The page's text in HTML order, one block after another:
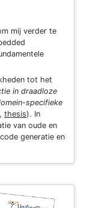
mij verder te
tot het
in draadloze
specifieke
, thesis). In
van oude en
generatie en